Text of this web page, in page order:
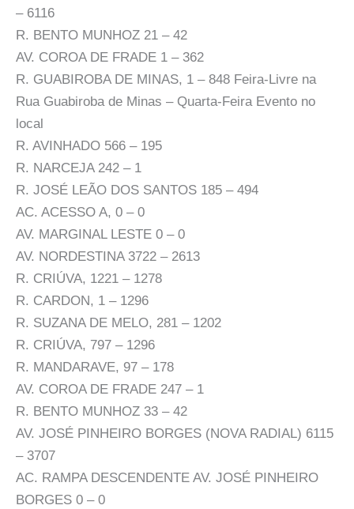
– 6116
R. BENTO MUNHOZ 21 – 42
AV. COROA DE FRADE 1 – 362
R. GUABIROBA DE MINAS, 1 – 848 Feira-Livre na
Rua Guabiroba de Minas – Quarta-Feira Evento no
local
R. AVINHADO 566 – 195
R. NARCEJA 242 – 1
R. JOSÉ LEÃO DOS SANTOS 185 – 494
AC. ACESSO A, 0 – 0
AV. MARGINAL LESTE 0 – 0
AV. NORDESTINA 3722 – 2613
R. CRIÚVA, 1221 – 1278
R. CARDON, 1 – 1296
R. SUZANA DE MELO, 281 – 1202
R. CRIÚVA, 797 – 1296
R. MANDARAVE, 97 – 178
AV. COROA DE FRADE 247 – 1
R. BENTO MUNHOZ 33 – 42
AV. JOSÉ PINHEIRO BORGES (NOVA RADIAL) 6115
– 3707
AC. RAMPA DESCENDENTE AV. JOSÉ PINHEIRO
BORGES 0 – 0